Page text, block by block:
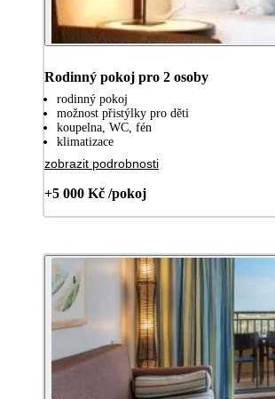
Rodinný pokoj pro 2 osoby
rodinný pokoj
možnost přistýlky pro děti
koupelna, WC, fén
klimatizace
zobrazit podrobnosti
+5 000 Kč /pokoj